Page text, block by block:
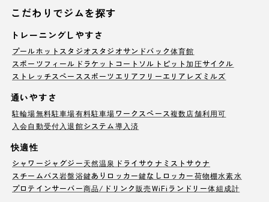
こだわりでジムを探す
トレーニングしやすさ
プールホットスタジオ スタジオサンドバック体育館
スポーツフィールド ラケットコート ソルトピット加圧サイクル
ストレッチスペース スポーツエリア フリーエリア レズミルズ
通いやすさ
駐輪場無料駐車場有料駐車場ワークスペース複数店舗利用可
入会自動受付 入退館システム導入済
快適性
シャワージャグジー天然温泉 ドライサウナ ミストサウナ
スチームバス岩盤浴鍵ありロッカー鍵なしロッカー荷物棚水素水
プロテインサーバー商品/ドリンク販売WiFi ランドリー体組成計